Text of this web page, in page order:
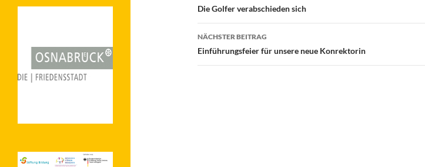
Die Golfer verabschieden sich
NÄCHSTER BEITRAG
Einführungsfeier für unsere neue Konrektorin